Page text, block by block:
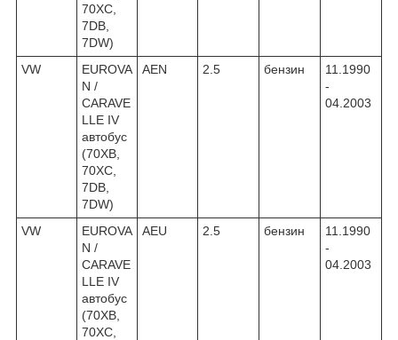
70XC,
7DB,
7DW)
VW
EUROVA
N /
CARAVE
LLE IV
автобус
(70XB,
70XC,
7DB,
7DW)
AEN 2.5 бензин
11.1990
-
04.2003
VW
EUROVA
N /
CARAVE
LLE IV
автобус
(70XB,
70XC,
AEU 2.5 бензин
11.1990
-
04.2003